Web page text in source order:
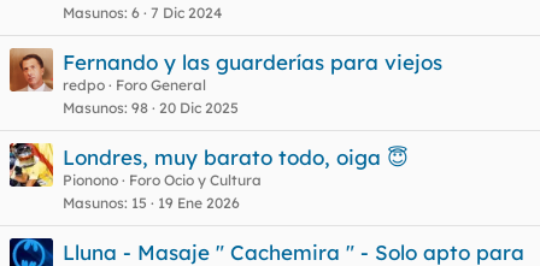
Masunos 6 7 Dic 2024
Fernando y las guarderías para viejos
redpo
Foro General
Masunos 98 20 Dic 2025
Londres, muy barato todo, oiga 😇
Pionono
Foro Ocio y Cultura
Masunos 15 19 Ene 2026
Lluna - Masaje " Cachemira " - Solo apto para